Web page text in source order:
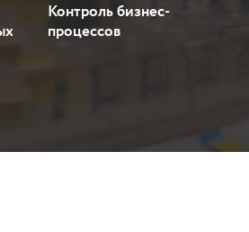
Контроль бизнес-
процессов